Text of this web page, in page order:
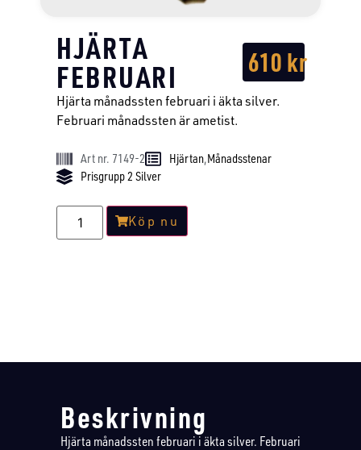
HJÄRTA
FEBRUARI 610kr
Hjärta månadssten februari i äkta silver.
Februari månadssten är ametist.
Art nr. 7149-2 Hjärtan,Månadsstenar
Prisgrupp 2 Silver
Köp nu
Beskrivning
Hjärta månadssten februari i äkta silver. Februari